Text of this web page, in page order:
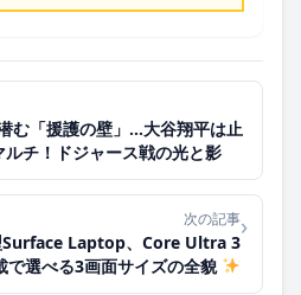
む「援護の壁」…大谷翔平は止
チ！ドジャース戦の光と影
次の記事
Surface Laptop、Core Ultra 3
で選べる3画面サイズの全貌
›